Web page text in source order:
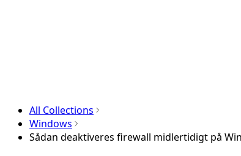
All Collections
Windows
Sådan deaktiveres firewall midlertidigt på